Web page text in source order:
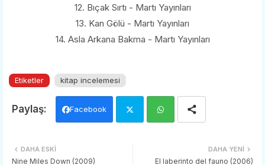
12. Bıçak Sırtı - Martı Yayınları
13. Kan Gölü - Martı Yayınları
14. Asla Arkana Bakma - Martı Yayınları
Etiketler kitap incelemesi
Facebook
ats
DAHA YENI
El laberinto del fauno (2006)
DAHA ESKI
Nine Miles Down (2009)